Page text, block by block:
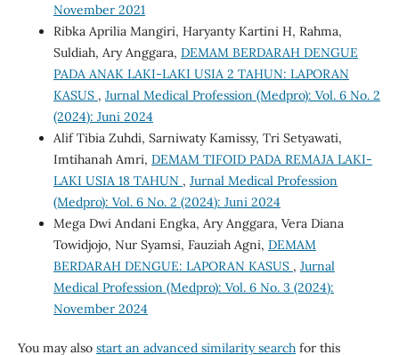
November 2021
Ribka Aprilia Mangiri, Haryanty Kartini H, Rahma,
Suldiah, Ary Anggara, DEMAM BERDARAH DENGUE
PADA ANAK LAKI-LAKI USIA 2 TAHUN: LAPORAN
KASUS , Jurnal Medical Profession (Medpro): Vol. 6 No. 2
(2024): Juni 2024
Alif Tibia Zuhdi, Sarniwaty Kamissy, Tri Setyawati,
Imtihanah Amri, DEMAM TIFOID PADA REMAJA LAKI-
LAKI USIA 18 TAHUN , Jurnal Medical Profession
(Medpro): Vol. 6 No. 2 (2024): Juni 2024
Mega Dwi Andani Engka, Ary Anggara, Vera Diana
Towidjojo, Nur Syamsi, Fauziah Agni, DEMAM
BERDARAH DENGUE: LAPORAN KASUS , Jurnal
Medical Profession (Medpro): Vol. 6 No. 3 (2024):
November 2024
You may also start an advanced similarity searchfor this